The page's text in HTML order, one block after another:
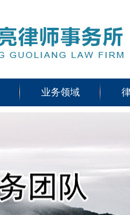
业务领域